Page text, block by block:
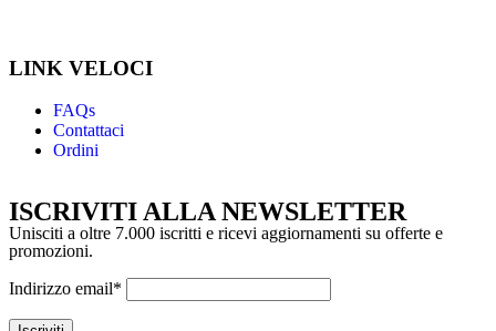
LINK VELOCI
FAQs
Contattaci
Ordini
ISCRIVITI ALLA NEWSLETTER
Unisciti a oltre 7.000 iscritti e ricevi aggiornamenti su offerte e
promozioni.
Indirizzo email*